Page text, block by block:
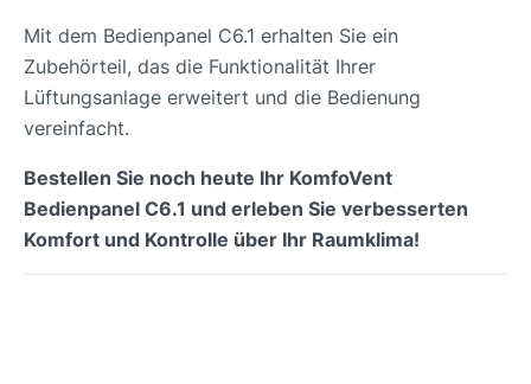
Mit dem Bedienpanel C6.1 erhalten Sie ein
Zubehörteil, das die Funktionalität Ihrer
Lüftungsanlage erweitert und die Bedienung
vereinfacht.
Bestellen Sie noch heute Ihr KomfoVent
Bedienpanel C6.1 und erleben Sie verbesserten
Komfort und Kontrolle über Ihr Raumklima!